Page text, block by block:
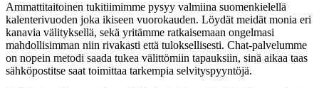
Ammattitaitoinen tukitiimimme pysyy valmiina suomenkielellä
kalenterivuoden joka ikiseen vuorokauden. Löydät meidät monia eri
kanavia välityksellä, sekä yritämme ratkaisemaan ongelmasi
mahdollisimman niin rivakasti että tuloksellisesti. Chat-palvelumme
on nopein metodi saada tukea välittömiin tapauksiin, sinä aikaa taas
sähköpostitse saat toimittaa tarkempia selvityspyyntöjä.